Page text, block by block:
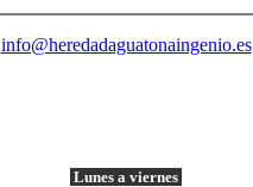
info@heredadaguatonaingenio.es
Lunes a viernes